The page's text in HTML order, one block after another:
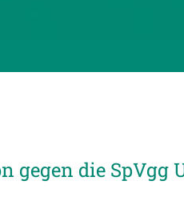
gegen die SpVgg